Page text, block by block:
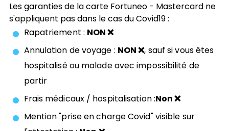
Les garanties de la carte Fortuneo - Mastercardne
s'appliquent pas dans le cas du Covid19 :
Rapatriement : NON ❌
Annulation de voyage : NON ❌, sauf si vous êtes
hospitalisé ou malade avec impossibilité de
partir
Frais médicaux / hospitalisation :Non ❌
Mention "prise en charge Covid" visible sur